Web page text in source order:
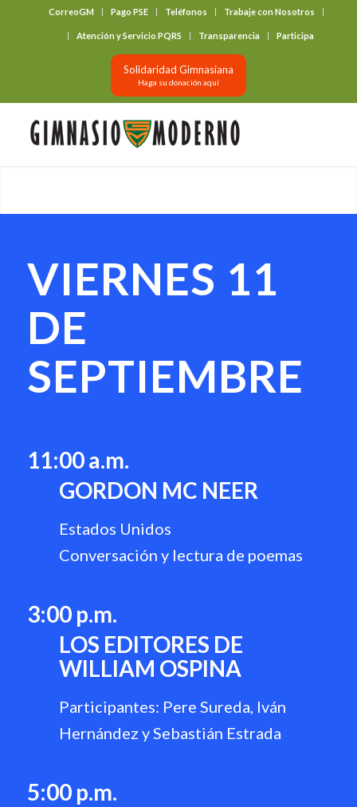
CorreoGM Pago PSE Teléfonos Trabaje con Nosotros
Atención y Servicio PQRS Transparencia Participa
Solidaridad Gimnasiana
Haga su donación aquí
VIERNES 11
DE
SEPTIEMBRE
11:00 a.m.
GORDON MC NEER
Estados Unidos
Conversación y lectura de poemas
3:00 p.m.
LOS EDITORES DE
WILLIAM OSPINA
Participantes: Pere Sureda, Iván
Hernández y Sebastián Estrada
5:00 p.m.